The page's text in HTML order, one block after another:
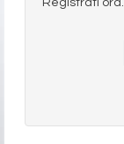
Registrati ora.